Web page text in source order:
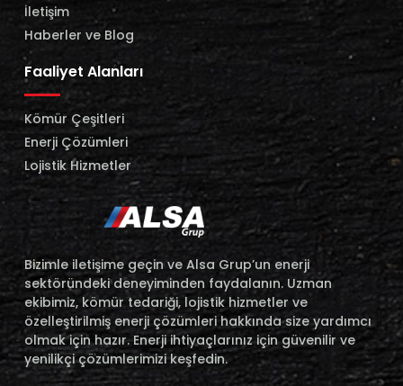
İletişim
Haberler ve Blog
Faaliyet Alanları
Kömür Çeşitleri
Enerji Çözümleri
Lojistik Hizmetler
Bizimle iletişime geçin ve Alsa Grup’un enerji
sektöründeki deneyiminden faydalanın. Uzman
ekibimiz, kömür tedariği, lojistik hizmetler ve
özelleştirilmiş enerji çözümleri hakkında size yardımcı
olmak için hazır. Enerji ihtiyaçlarınız için güvenilir ve
yenilikçi çözümlerimizi keşfedin.